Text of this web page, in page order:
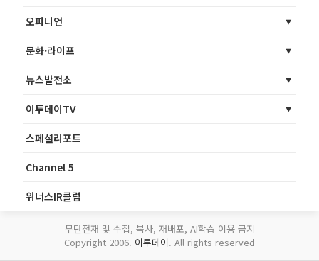
오피니언
문화·라이프
뉴스발전소
이투데이TV
스페셜리포트
Channel 5
위너스IR클럽
무단전재 및 수집, 복사, 재배포, AI학습 이용 금지
Copyright 2006. 이투데이. All rights reserved